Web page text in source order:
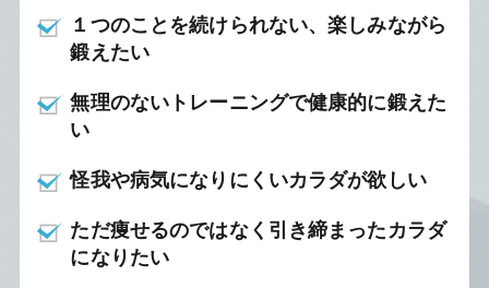
１つのことを続けられない、楽しみながら
鍛えたい
無理のないトレーニングで健康的に鍛えた
い
怪我や病気になりにくいカラダが欲しい
ただ痩せるのではなく引き締まったカラダ
になりたい